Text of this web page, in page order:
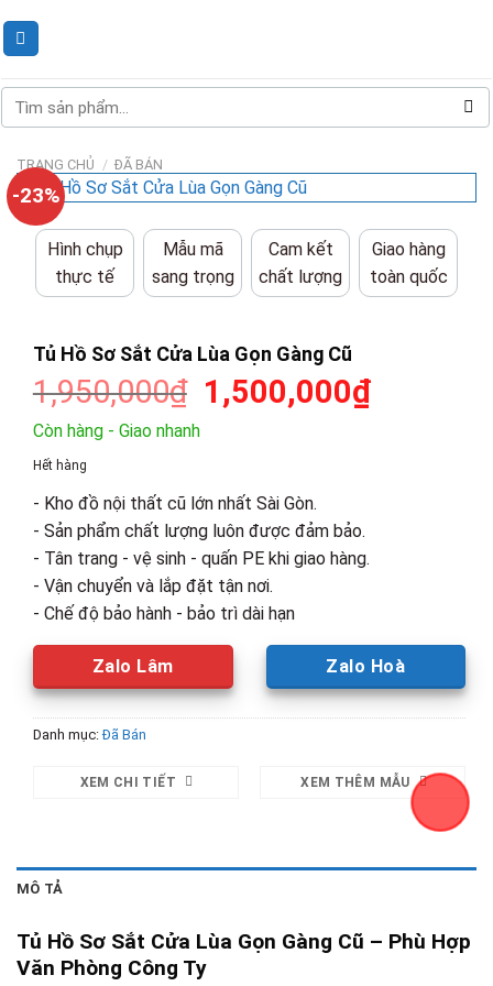
Tìm
kiếm:
TRANG CHỦ / ĐÃ BÁN
-23%
Hình chụp
thực tế
Mẫu mã
sang trọng
Cam kết
chất lượng
Giao hàng
toàn quốc
Tủ Hồ Sơ Sắt Cửa Lùa Gọn Gàng Cũ
1,950,000₫ Giá
gốc
1,500,000₫Giá
Còn hàng - Giao nhanh
Hết hàng
- Kho đồ nội thất cũ lớn nhất Sài Gòn.
- Sản phẩm chất lượng luôn được đảm bảo.
- Tân trang - vệ sinh - quấn PE khi giao hàng.
- Vận chuyển và lắp đặt tận nơi.
- Chế độ bảo hành - bảo trì dài hạn
Zalo Lâm Zalo Hoà
Danh mục:Đã Bán
XEM CHI TIẾT XEM THÊM MẪU
MÔ TẢ
Tủ Hồ Sơ Sắt Cửa Lùa Gọn Gàng Cũ – Phù Hợp
Văn Phòng Công Ty